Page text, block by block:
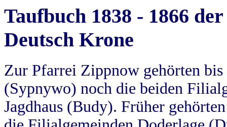
Taufbuch 1838 - 1866
Deutsch Krone
Zur Pfarrei Zippnow gehörten
(Sypnywo) noch die beiden
Jagdhaus (Budy). Früher